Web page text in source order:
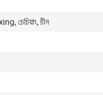
চেচিয়াং, চীন